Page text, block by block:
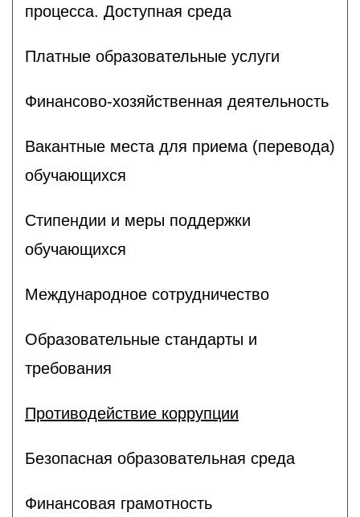
процесса. Доступная среда
Платные образовательные услуги
Финансово-хозяйственная деятельность
Вакантные места для приема (перевода)
обучающихся
Стипендии и меры поддержки
обучающихся
Международное сотрудничество
Образовательные стандарты и
требования
Противодействие коррупции
Безопасная образовательная среда
Финансовая грамотность